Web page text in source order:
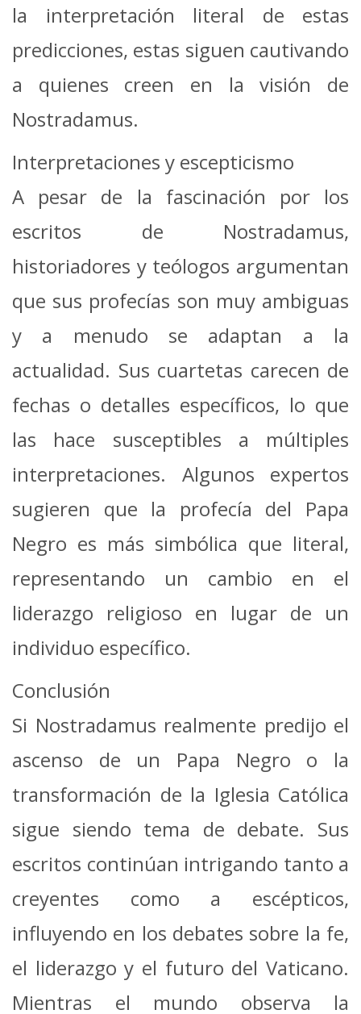
la interpretación literal de estas
predicciones, estas siguen cautivando
a quienes creen en la visión de
Nostradamus.
Interpretaciones y escepticismo
A pesar de la fascinación por los
escritos de Nostradamus,
historiadores y teólogos argumentan
que sus profecías son muy ambiguas
y a menudo se adaptan a la
actualidad. Sus cuartetas carecen de
fechas o detalles específicos, lo que
las hace susceptibles a múltiples
interpretaciones. Algunos expertos
sugieren que la profecía del Papa
Negro es más simbólica que literal,
representando un cambio en el
liderazgo religioso en lugar de un
individuo específico.
Conclusión
Si Nostradamus realmente predijo el
ascenso de un Papa Negro o la
transformación de la Iglesia Católica
sigue siendo tema de debate. Sus
escritos continúan intrigando tanto a
creyentes como a escépticos,
influyendo en los debates sobre la fe,
el liderazgo y el futuro del Vaticano.
Mientras el mundo observa la